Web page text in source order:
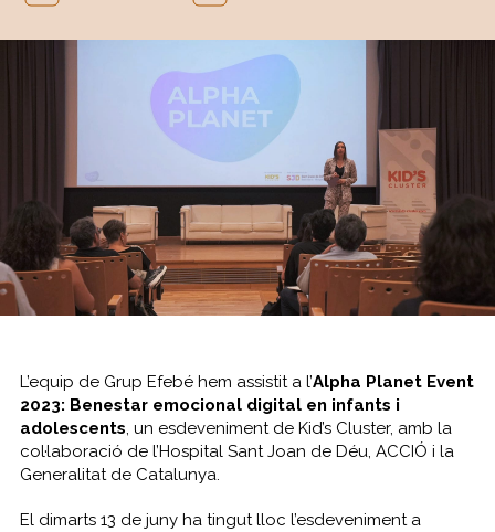
L’equip de Grup Efebé hem assistit a l’Alpha Planet Event
2023: Benestar emocional digital en infants i
adolescents, un esdeveniment de Kid’s Cluster, amb la
col·laboració de l’Hospital Sant Joan de Déu, ACCIÓ i la
Generalitat de Catalunya.
El dimarts 13 de juny ha tingut lloc l’esdeveniment a